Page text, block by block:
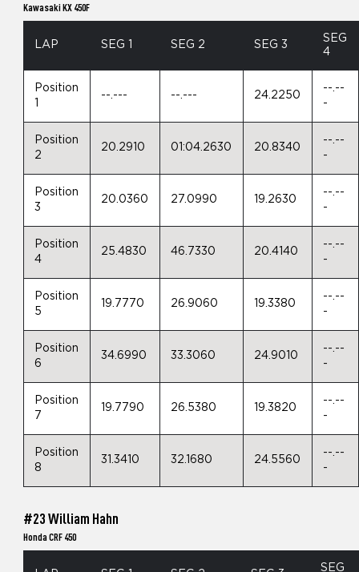
Kawasaki KX 450F
LAP SEG 1 SEG 2 SEG 3
SEG
4
Position
--.--- --.--- 24.2250
--.--
-
Position
2
20.2910 01:04.2630 20.8340
--.--
-
Position
3
20.0360 27.0990 19.2630
--.--
-
Position
4
25.4830 46.7330 20.4140
--.--
-
Position
5
19.7770 26.9060 19.3380
--.--
-
Position
6
34.6990 33.3060 24.9010
--.--
-
Position
7
19.7790 26.5380 19.3820
--.--
-
Position
8
31.3410 32.1680 24.5560
--.--
-
#23 William Hahn
Honda CRF 450
SEG